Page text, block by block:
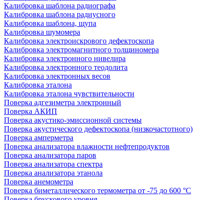
Калибровка шаблона радиографа
Калибровка шаблона радиусного
Калибровка шаблона, щупа
Калибровка шумомера
Калибровка электроискрового дефектоскопа
Калибровка электромагнитного толщиномера
Калибровка электронного нивелира
Калибровка электронного теодолита
Калибровка электронных весов
Калибровка эталона
Калибровка эталона чувствительности
Поверка адгезиметра электронный
Поверка АКИП
Поверка акустико-эмиссионной системы
Поверка акустического дефектоскопа (низкочастотного)
Поверка амперметра
Поверка анализатора влажности нефтепродуктов
Поверка анализатора паров
Поверка анализатора спектра
Поверка анализатора этанола
Поверка анемометра
Поверка биметаллического термометра от -75 до 600 °С